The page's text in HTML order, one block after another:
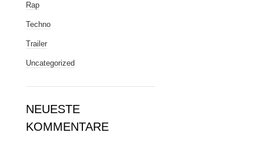
Rap
Techno
Trailer
Uncategorized
NEUESTE
KOMMENTARE